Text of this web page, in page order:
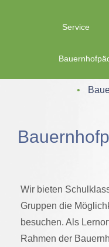
Service
‌ • ‌
Wir bieten
Gruppen die
besuchen. Als
Rahmen der